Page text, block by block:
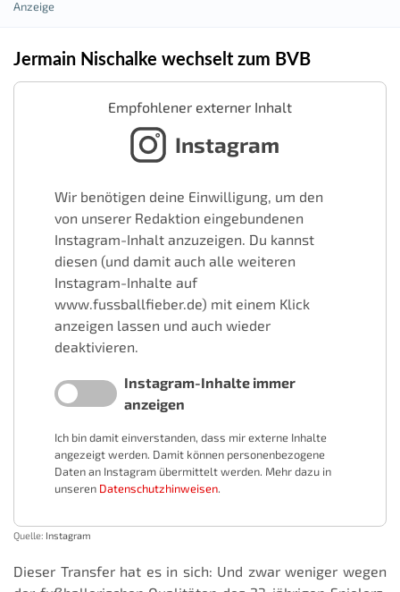
Jermain Nischalke wechselt zum BVB
Empfohlener externer Inhalt
Instagram
Wir benötigen deine Einwilligung, um den
von unserer Redaktion eingebundenen
Instagram-Inhalt anzuzeigen. Du kannst
diesen (und damit auch alle weiteren
Instagram-Inhalte auf
www.fussballfieber.de) mit einem Klick
anzeigen lassen und auch wieder
deaktivieren.
Instagram-Inhalte immer
anzeigen
Ich bin damit einverstanden, dass mir externe Inhalte
angezeigt werden. Damit können personenbezogene
Daten an Instagram übermittelt werden. Mehr dazu in
unseren Datenschutzhinweisen.
Quelle: Instagram
Dieser Transfer hat es in sich: Und zwar weniger wegen